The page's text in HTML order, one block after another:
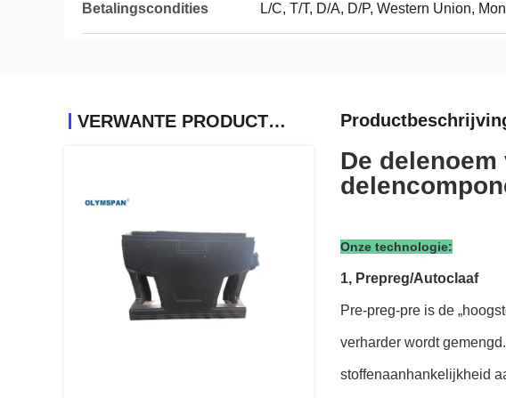
Betalingscondities L/C, T/T, D/A, D/P, Western Union,
VERWANTE PRODUCTEN
De
Onze technologie:
1, Prepreg/Autoclaaf
Pre-preg-pre is de
verharder wordt
stoffenaanhankelijkheid